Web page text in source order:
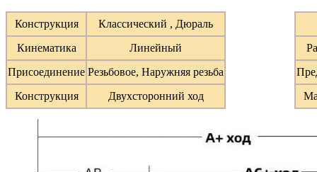
Конструкция
Классический , Дюраль
Кинематика
Линейный
Присоединение Резьбовое, Наружняя резьба
Конструкция
Двухсторонний ход